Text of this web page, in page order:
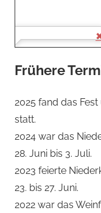
Frühere
2025 fand das Fest
statt.
2024 war das
28. Juni bis 3. Juli.
2023 feierte
23. bis 27. Juni.
2022 war das